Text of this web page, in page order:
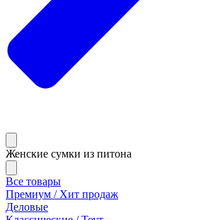
Женские сумки из питона
Все товары
Премиум / Хит продаж
Деловые